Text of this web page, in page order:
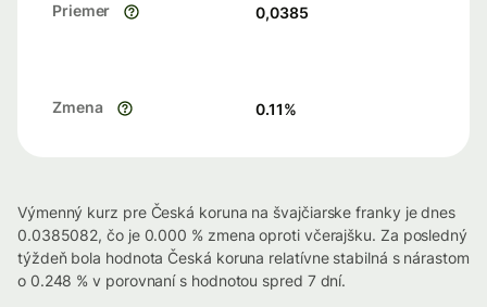
Priemer 0,0385
Zmena 0.11%
Výmenný kurz pre Česká koruna na švajčiarske franky je dnes
0.0385082, čo je 0.000 % zmena oproti včerajšku. Za posledný
týždeň bola hodnota Česká koruna relatívne stabilná s nárastom
o 0.248 % v porovnaní s hodnotou spred 7 dní.